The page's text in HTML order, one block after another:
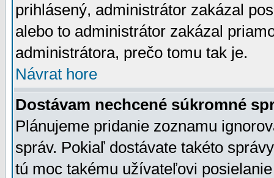
prihlásený, administrátor zakázal
alebo to administrátor zakázal
administrátora, prečo tomu tak je.
Návrat hore
Dostávam nechcené súkromné
Plánujeme pridanie zoznamu
správ. Pokiaľ dostávate takéto
tú moc takému užívateľovi